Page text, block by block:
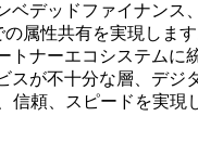
デッドファイナンス
属性共有を実現します
ナーエコシステムに
スが不十分な層、デジ
頼、スピードを実現